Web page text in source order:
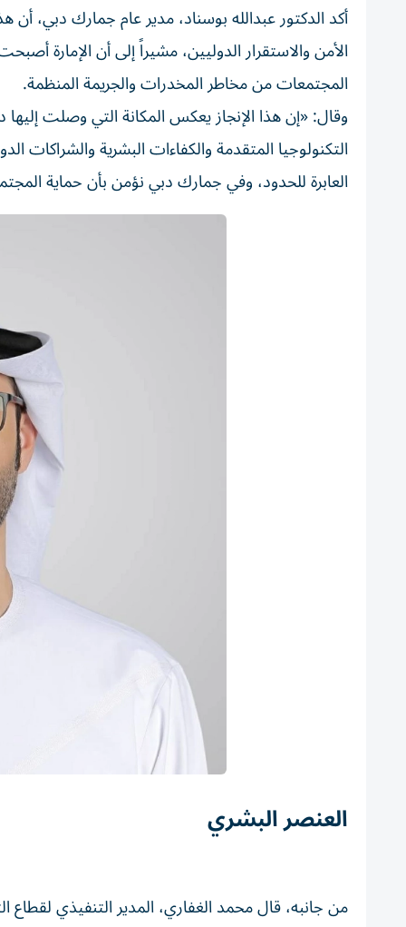
أكد الدكتور عبدالله بوسناد، مدير عام جمارك دبي، أن
الأمن والاستقرار الدوليين، مشيراً إلى أن الإمارة
المجتمعات من مخاطر المخدرات والجريمة المنظمة.
وقال: «إن هذا الإنجاز يعكس المكانة التي وصلت
التكنولوجيا المتقدمة والكفاءات البشرية
العابرة للحدود، وفي جمارك دبي نؤمن بأن حماية
العنصر البشري
من جانبه، قال محمد الغفاري، المدير التنفيذي